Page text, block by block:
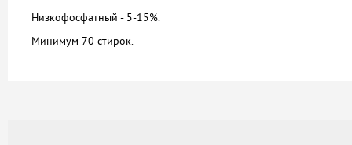
Низкофосфатный - 5-15%.
Минимум 70 стирок.